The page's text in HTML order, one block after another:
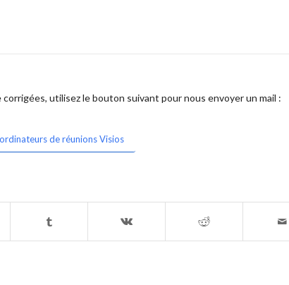
utilisez le bouton suivant pour nous envoyer un mail :
de réunions Visios